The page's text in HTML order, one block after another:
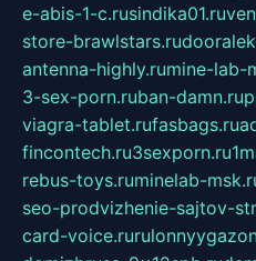
e-abis-1-c.rusindika01.ru
store-brawlstars.ru
antenna-highly.rumine-lab-
3-sex-porn.ruban-damn.ru
viagra-tablet.rufasbags.ru
fincontech.ru3sexporn.ru
rebus-toys.ruminelab-
seo-prodvizhenie-sajtov-
card-voice.ru